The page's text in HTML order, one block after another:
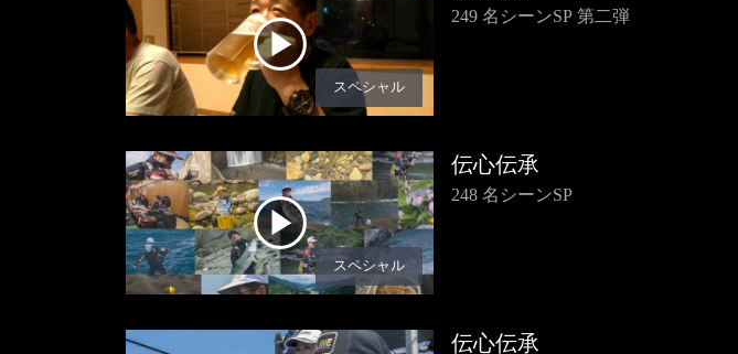
スペシャル
249 名シーンSP 第二弾
スペシャル
伝心伝承
248 名シーンSP
伝心伝承